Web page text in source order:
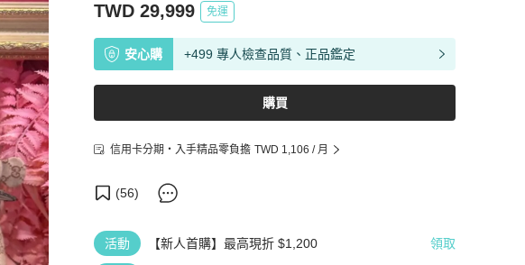
TWD 29,999 免運
安心購 +499 專人檢查品質、正品鑑定
購買
信用卡分期・入手精品零負擔 TWD 1,106 / 月
(56)
活動 【新人首購】最高現折 $1,200 領取